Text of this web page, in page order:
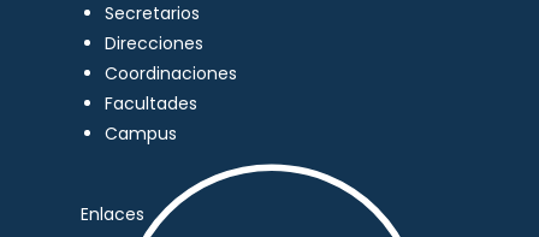
Secretarios
Direcciones
Coordinaciones
Facultades
Campus
Enlaces